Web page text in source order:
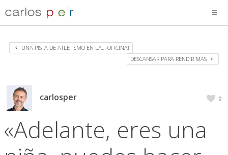
UNA PISTA DE ATLETISMO EN LA… OFICINA!
DESCANSAR PARA RENDIR MÁS
carlosper 0
«Adelante, eres una